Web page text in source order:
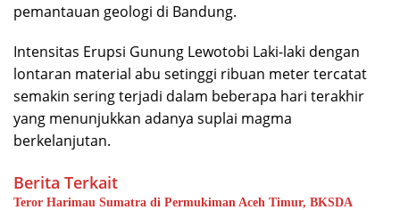
pemantauan geologi di Bandung.
Intensitas Erupsi Gunung Lewotobi Laki-laki dengan
lontaran material abu setinggi ribuan meter tercatat
semakin sering terjadi dalam beberapa hari terakhir
yang menunjukkan adanya suplai magma
berkelanjutan.
Berita Terkait
Teror Harimau Sumatra di Permukiman Aceh Timur, BKSDA